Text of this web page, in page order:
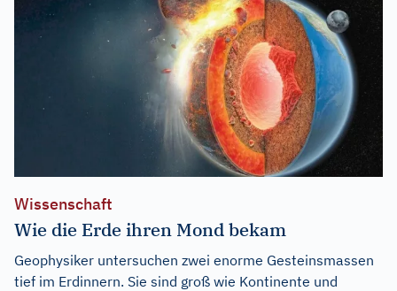
Wissenschaft
Wie die Erde ihren Mond bekam
Geophysiker untersuchen zwei enorme Gesteinsmassen
tief im Erdinnern. Sie sind groß wie Kontinente und